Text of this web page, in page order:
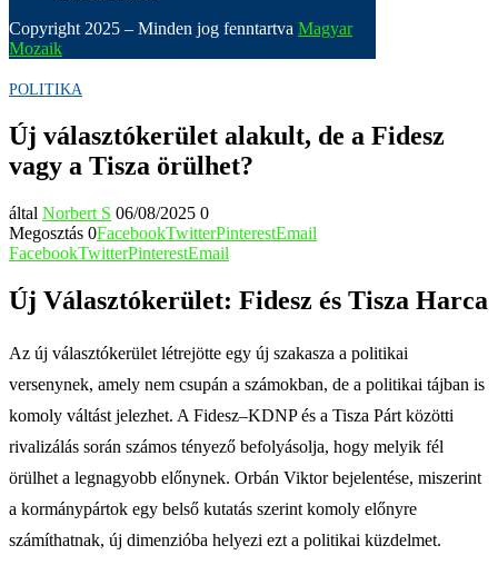
Copyright 2025 – Minden jog fenntartva Magyar
Mozaik
POLITIKA
Új választókerület alakult, de a Fidesz
vagy a Tisza örülhet?
által Norbert S 06/08/2025 0
Megosztás 0FacebookTwitterPinterestEmail
FacebookTwitterPinterestEmail
Új Választókerület: Fidesz és Tisza Harca
Az új választókerület létrejötte egy új szakasza a politikai
versenynek, amely nem csupán a számokban, de a politikai tájban is
komoly váltást jelezhet. A Fidesz–KDNP és a Tisza Párt közötti
rivalizálás során számos tényező befolyásolja, hogy melyik fél
örülhet a legnagyobb előnynek. Orbán Viktor bejelentése, miszerint
a kormánypártok egy belső kutatás szerint komoly előnyre
számíthatnak, új dimenzióba helyezi ezt a politikai küzdelmet.